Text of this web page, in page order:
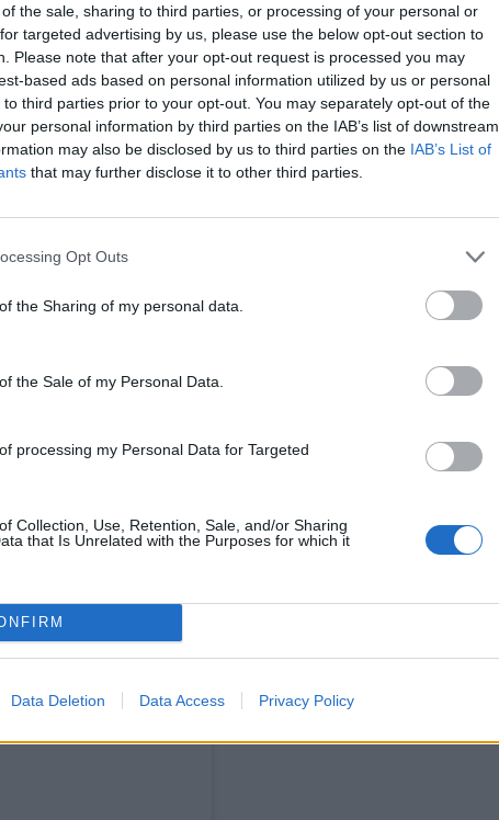
the sale, sharing to third parties, or processing of your personal or
targeted advertising by us, please use the below opt-out section to
Please note that after your opt-out request is processed you may
based ads based on personal information utilized by us or personal
third parties prior to your opt-out. You may separately opt-out of the
personal information by third parties on the IAB’s list of downstream
may also be disclosed by us to third parties on the IAB’s List of
that may further disclose it to other third parties.
Opt Outs
the Sharing of my personal data.
the Sale of my Personal Data.
processing my Personal Data for Targeted
Collection, Use, Retention, Sale, and/or Sharing
that Is Unrelated with the Purposes for which it
Data Deletion Data Access Privacy Policy
käytöstä.